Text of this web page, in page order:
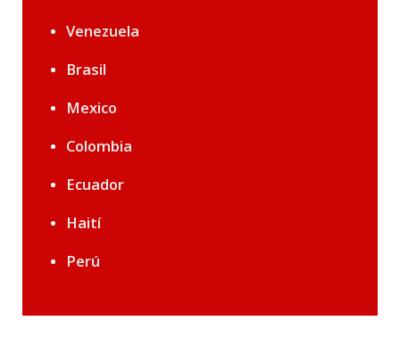
Venezuela
Brasil
Mexico
Colombia
Ecuador
Haití
Perú